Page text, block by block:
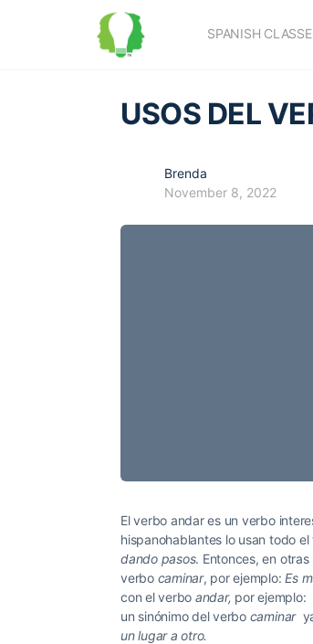
SPANISH
USOS DEL
Brenda
November 8, 2022
El verbo andar es un verbo
hispanohablantes lo usan todo
dando pasos. Entonces, en
verbo caminar, por ejemplo:Es
con el verbo andar, por ejemplo:
un sinónimo del verbo caminar
un lugar a otro.